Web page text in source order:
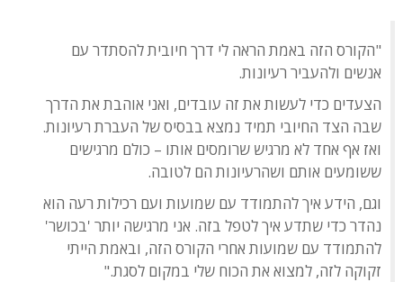
"הקורס הזה באמת הראה לי דרך חיובית להסתדר עם
אנשים ולהעביר רעיונות.
הצעדים כדי לעשות את זה עובדים, ואני אוהבת את הדרך
שבה הצד החיובי תמיד נמצא בבסיס של העברת רעיונות.
ואז אף אחד לא מרגיש שרומסים אותו – כולם מרגישים
ששומעים אותם ושהרעיונות הם לטובה.
וגם, הידע איך להתמודד עם שמועות ועם רכילות רעה הוא
נהדר כדי שתדע איך לטפל בזה. אני מרגישה יותר 'בכושר'
להתמודד עם שמועות אחרי הקורס הזה, ובאמת הייתי
זקוקה לזה, למצוא את הכוח שלי במקום לסגת."